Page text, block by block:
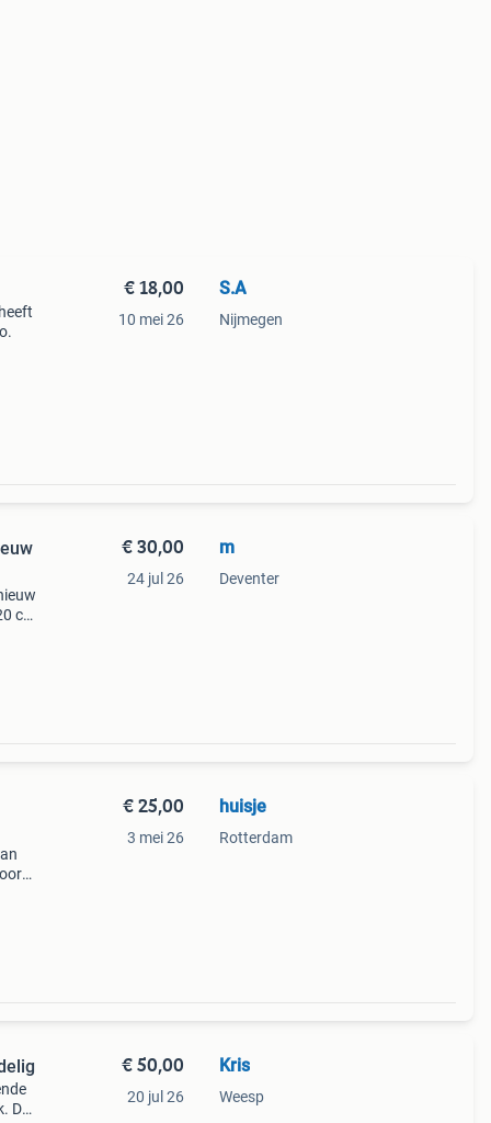
€ 18,00
10 mei 26
S.A
Nijmegen
cm
€ 30,00
24 jul 26
m
Deventer
€ 25,00
3 mei 26
huisje
Rotterdam
De
€ 50,00
20 jul 26
Kris
Weesp